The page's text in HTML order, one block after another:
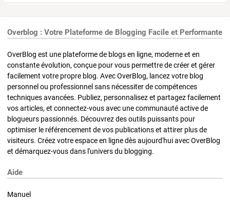
Overblog : Votre Plateforme de Blogging Facile et Performante
OverBlog est une plateforme de blogs en ligne, moderne et en
constante évolution, conçue pour vous permettre de créer et gérer
facilement votre propre blog. Avec OverBlog, lancez votre blog
personnel ou professionnel sans nécessiter de compétences
techniques avancées. Publiez, personnalisez et partagez facilement
vos articles, et connectez-vous avec une communauté active de
blogueurs passionnés. Découvrez des outils puissants pour
optimiser le référencement de vos publications et attirer plus de
visiteurs. Créez votre espace en ligne dès aujourd'hui avec OverBlog
et démarquez-vous dans l'univers du blogging.
Aide
Manuel